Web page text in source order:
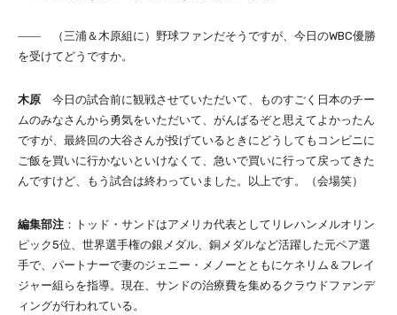
―― （三浦＆木原組に）野球ファンだそうですが、今日のWBC優勝
を受けてどうですか。
木原 今日の試合前に観戦させていただいて、ものすごく日本のチー
ムのみなさんから勇気をいただいて、がんばるぞと思えてよかったん
ですが、最終回の大谷さんが投げているときにどうしてもコンビニに
ご飯を買いに行かないといけなくて、急いで買いに行って戻ってきた
んですけど、もう試合は終わっていました。以上です。（会場笑）
編集部注 ：トッド・サンドはアメリカ代表としてリレハンメルオリン
ピック5位、世界選手権の銀メダル、銅メダルなど活躍した元ペア選
手で、パートナーで妻のジェニー・メノーとともにケネリム＆フレイ
ジャー組らを指導。現在、サンドの治療費を集めるクラウドファンデ
ィングが行われている。